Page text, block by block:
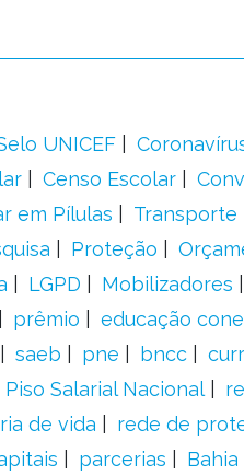
UNICEF
Censo Escolar
em Pílulas
Transporte
Proteção
LGPD Mobilizadores
prêmio educação
saeb pne bncc
Piso Salarial Nacional
de vida rede de
parcerias Bahia